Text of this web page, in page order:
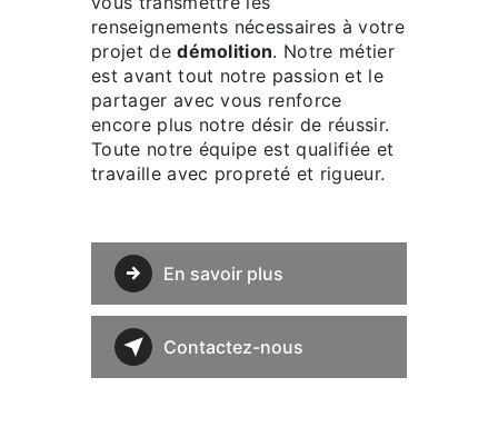
renseignements nécessaires à votre
projet dedémolition. Notre métier
est avant tout notre passion et le
partager avec vous renforce
encore plus notre désir de réussir.
Toute notre équipe est qualifiée et
travaille avec propreté et rigueur.
En savoir plus
Contactez-nous